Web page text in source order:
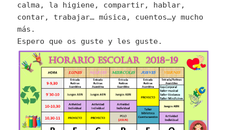
calma, la higiene, compartir, hablar,
contar, trabajar… música, cuentos…y mucho
más.
Espero que os guste y les guste.